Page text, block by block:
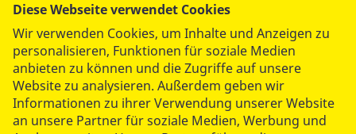
Wenn Sie ein Einsatzfahrzeug mit
Blaulicht und Martinshorn sehen,
weichen Sie sofort aus und machen Sie
den Weg frei.
Diese Webseite verwendet Cookies
Wir verwenden Cookies, um Inhalte und Anzeigen zu
personalisieren, Funktionen für soziale Medien
anbieten zu können und die Zugriffe auf unsere
Website zu analysieren. Außerdem geben wir
Informationen zu ihrer Verwendung unserer Website
an unsere Partner für soziale Medien, Werbung und